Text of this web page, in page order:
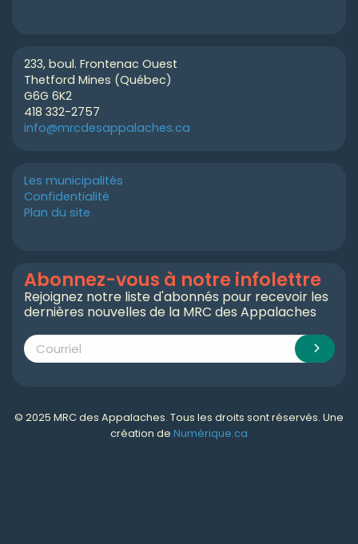
233, boul. Frontenac Ouest
Thetford Mines (Québec)
G6G 6K2
418 332-2757
info@mrcdesappalaches.ca
Les municipalités
Confidentialité
Plan du site
Abonnez-vous à notre infolettre
Rejoignez notre liste d'abonnés pour recevoir les
dernières nouvelles de la MRC des Appalaches
© 2025 MRC des Appalaches. Tous les droits sont réservés. Une
création de Numérique.ca